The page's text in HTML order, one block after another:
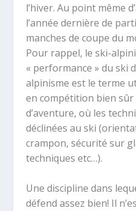
l’hiver. Au point même
l’année dernière de
manches de coupe du
Pour rappel, le ski-
« performance » du ski
alpinisme est le terme
en compétition bien
d’aventure, où les
déclinées au ski
crampon, sécurité sur
techniques etc…).
Une discipline dans
défend assez bien! Il